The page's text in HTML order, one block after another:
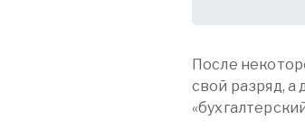
После
свой разряд, а